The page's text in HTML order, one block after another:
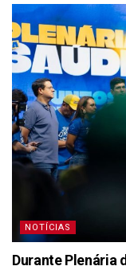
NOTÍCIAS
Durante Plenária